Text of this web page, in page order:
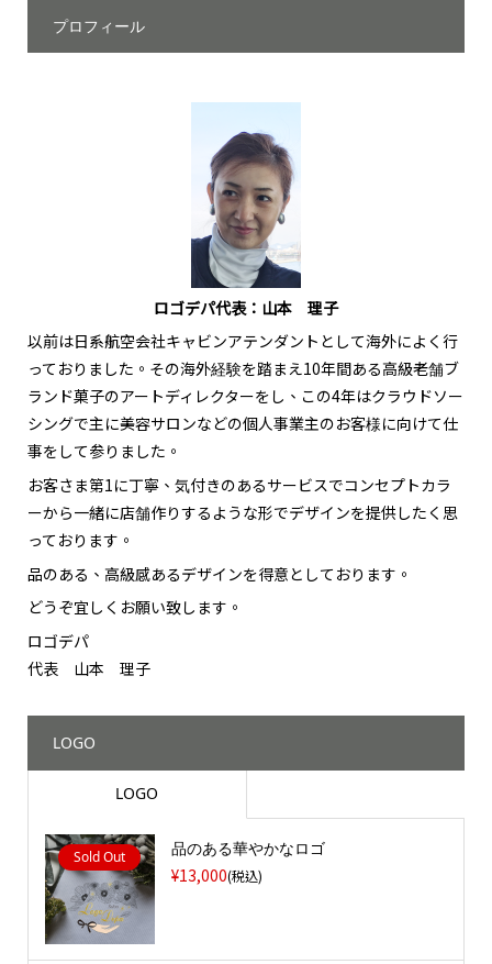
プロフィール
ロゴデパ代表：山本 理子
以前は日系航空会社キャビンアテンダントとして海外によく行
っておりました。その海外経験を踏まえ10年間ある高級老舗ブ
ランド菓子のアートディレクターをし、この4年はクラウドソー
シングで主に美容サロンなどの個人事業主のお客様に向けて仕
事をして参りました。
お客さま第1に丁寧、気付きのあるサービスでコンセプトカラ
ーから一緒に店舗作りするような形でデザインを提供したく思
っております。
品のある、高級感あるデザインを得意としております。
どうぞ宜しくお願い致します。
ロゴデパ
代表 山本 理子
LOGO
LOGO
Sold Out 品のある華やかなロゴ
¥13,000(税込)